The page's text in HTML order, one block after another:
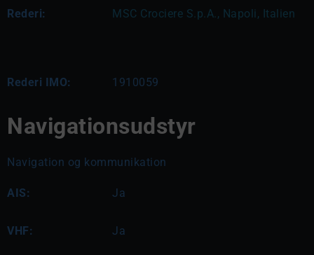
Rederi: MSC Crociere S.p.A., Napoli, Italien
Rederi IMO: 1910059
Navigationsudstyr
Navigation og kommunikation
AIS: Ja
VHF: Ja